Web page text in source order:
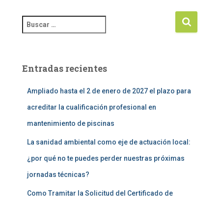
Entradas recientes
Ampliado hasta el 2 de enero de 2027 el plazo para
acreditar la cualificación profesional en
mantenimiento de piscinas
La sanidad ambiental como eje de actuación local:
¿por qué no te puedes perder nuestras próximas
jornadas técnicas?
Como Tramitar la Solicitud del Certificado de